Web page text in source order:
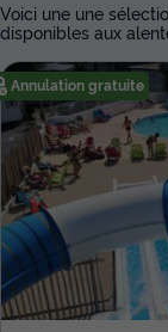
Voici une une
disponibles aux
Annulation gratuite